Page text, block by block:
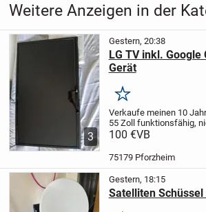
Weitere Anzeigen in der
3
Gestern, 20:38
LG TV inkl. Google
Gerät
Merken
Verkaufe meinen 10
55 Zoll funktionsfähig,
Aber inklusiv ist ein
100 €VB
75179 Pforzheim
Gestern, 18:15
Satelliten Schüssel